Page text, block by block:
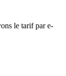
le tarif par e-